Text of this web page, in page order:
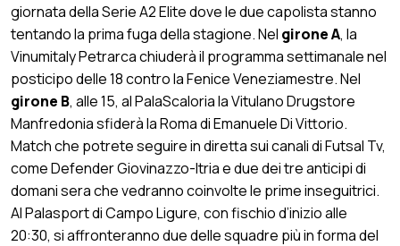
giornata della Serie A2 Elite dove le due capolista stanno
tentando la prima fuga della stagione. Nel girone A, la
Vinumitaly Petrarca chiuderà il programma settimanale nel
posticipo delle 18 contro la Fenice Veneziamestre. Nel
girone B, alle 15, al PalaScaloria la Vitulano Drugstore
Manfredonia sfiderà la Roma di Emanuele Di Vittorio.
Match che potrete seguire in diretta sui canali di Futsal Tv,
come Defender Giovinazzo-Itria e due dei tre anticipi di
domani sera che vedranno coinvolte le prime inseguitrici.
Al Palasport di Campo Ligure, con fischio d’inizio alle
20:30, si affronteranno due delle squadre più in forma del